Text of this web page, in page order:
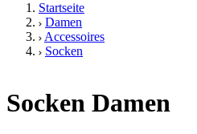
Startseite
Damen
Accessoires
Socken
Socken Damen